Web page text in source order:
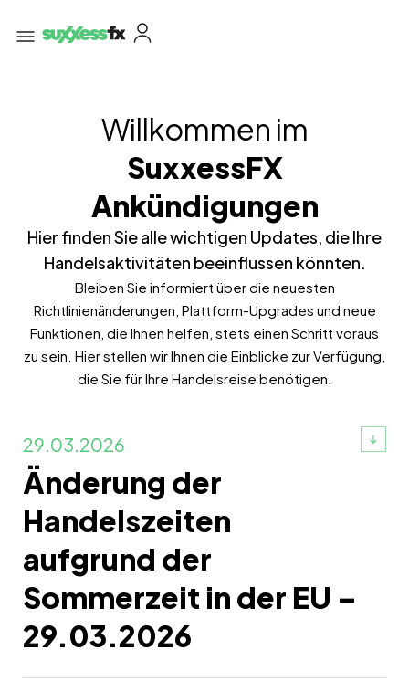
Willkommen im
SuxxessFX
Ankündigungen
Hier finden Sie alle wichtigen Updates, die Ihre
Handelsaktivitäten beeinflussen könnten.
Bleiben Sie informiert über die neuesten
Richtlinienänderungen, Plattform-Upgrades und neue
Funktionen, die Ihnen helfen, stets einen Schritt voraus
zu sein. Hier stellen wir Ihnen die Einblicke zur Verfügung,
die Sie für Ihre Handelsreise benötigen.
29.03.2026
Änderung der
Handelszeiten
aufgrund der
Sommerzeit in der EU –
29.03.2026